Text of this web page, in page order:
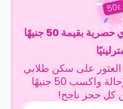
£
50
قسيمة استرداد نقدي حصرية بقيمة 50 جنيهًا
على سكن طلابي
يحبونه حقًا! قم بالإحالة واكسب 50 جنيهًا
كل حجز ناجح!